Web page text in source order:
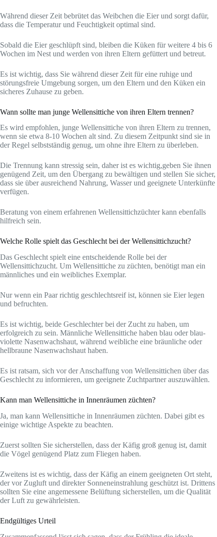
Während dieser Zeit bebrütet das Weibchen die Eier und sorgt dafür,
dass die Temperatur und Feuchtigkeit optimal sind.
Sobald die Eier geschlüpft sind, bleiben die Küken für weitere 4 bis 6
Wochen im Nest und werden von ihren Eltern gefüttert und betreut.
Es ist wichtig, dass Sie während dieser Zeit für eine ruhige und
störungsfreie Umgebung sorgen, um den Eltern und den Küken ein
sicheres Zuhause zu geben.
Wann sollte man junge Wellensittiche von ihren Eltern trennen?
Es wird empfohlen, junge Wellensittiche von ihren Eltern zu trennen,
wenn sie etwa 8-10 Wochen alt sind. Zu diesem Zeitpunkt sind sie in
der Regel selbstständig genug, um ohne ihre Eltern zu überleben.
Die Trennung kann stressig sein, daher ist es wichtig,geben Sie ihnen
genügend Zeit, um den Übergang zu bewältigen und stellen Sie sicher,
dass sie über ausreichend Nahrung, Wasser und geeignete Unterkünfte
verfügen.
Beratung von einem erfahrenen Wellensittichzüchter kann ebenfalls
hilfreich sein.
Welche Rolle spielt das Geschlecht bei der Wellensittichzucht?
Das Geschlecht spielt eine entscheidende Rolle bei der
Wellensittichzucht. Um Wellensittiche zu züchten, benötigt man ein
männliches und ein weibliches Exemplar.
Nur wenn ein Paar richtig geschlechtsreif ist, können sie Eier legen
und befruchten.
Es ist wichtig, beide Geschlechter bei der Zucht zu haben, um
erfolgreich zu sein. Männliche Wellensittiche haben blau oder blau-
violette Nasenwachshaut, während weibliche eine bräunliche oder
hellbraune Nasenwachshaut haben.
Es ist ratsam, sich vor der Anschaffung von Wellensittichen über das
Geschlecht zu informieren, um geeignete Zuchtpartner auszuwählen.
Kann man Wellensittiche in Innenräumen züchten?
Ja, man kann Wellensittiche in Innenräumen züchten. Dabei gibt es
einige wichtige Aspekte zu beachten.
Zuerst sollten Sie sicherstellen, dass der Käfig groß genug ist, damit
die Vögel genügend Platz zum Fliegen haben.
Zweitens ist es wichtig, dass der Käfig an einem geeigneten Ort steht,
der vor Zugluft und direkter Sonneneinstrahlung geschützt ist. Drittens
sollten Sie eine angemessene Belüftung sicherstellen, um die Qualität
der Luft zu gewährleisten.
Endgültiges Urteil